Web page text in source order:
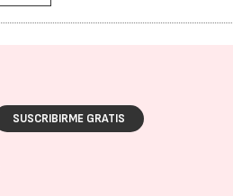
SUSCRIBIRME GRATIS